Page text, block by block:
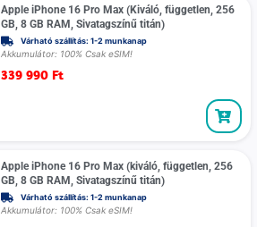
Apple iPhone 16 Pro Max (Kiváló, független, 256
GB, 8 GB RAM, Sivatagszínű titán)
Várható szállítás: 1-2 munkanap
Akkumulátor: 100% Csak eSIM!
339 990 Ft
Apple iPhone 16 Pro Max (kiváló, független, 256
GB, 8 GB RAM, Sivatagszínű titán)
Várható szállítás: 1-2 munkanap
Akkumulátor: 100% Csak eSIM!